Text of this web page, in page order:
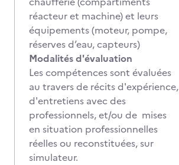
réacteur et machine) et leurs
équipements (moteur, pompe,
réserves d’eau, capteurs)
Modalités d'évaluation
Les compétences sont évaluées
au travers de récits d'expérience,
d'entretiens avec des
professionnels, et/ou de mises
en situation professionnelles
réelles ou reconstituées, sur
simulateur.